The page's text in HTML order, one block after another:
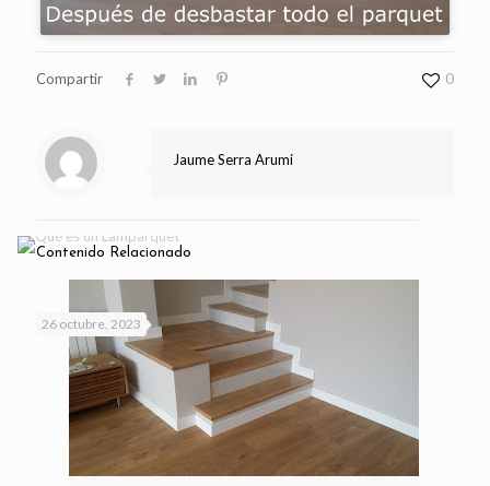
Compartir 0
Jaume Serra Arumi
Contenido Relacionado
26 octubre, 2023